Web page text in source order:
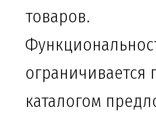
товаров.
ограничивается
каталогом